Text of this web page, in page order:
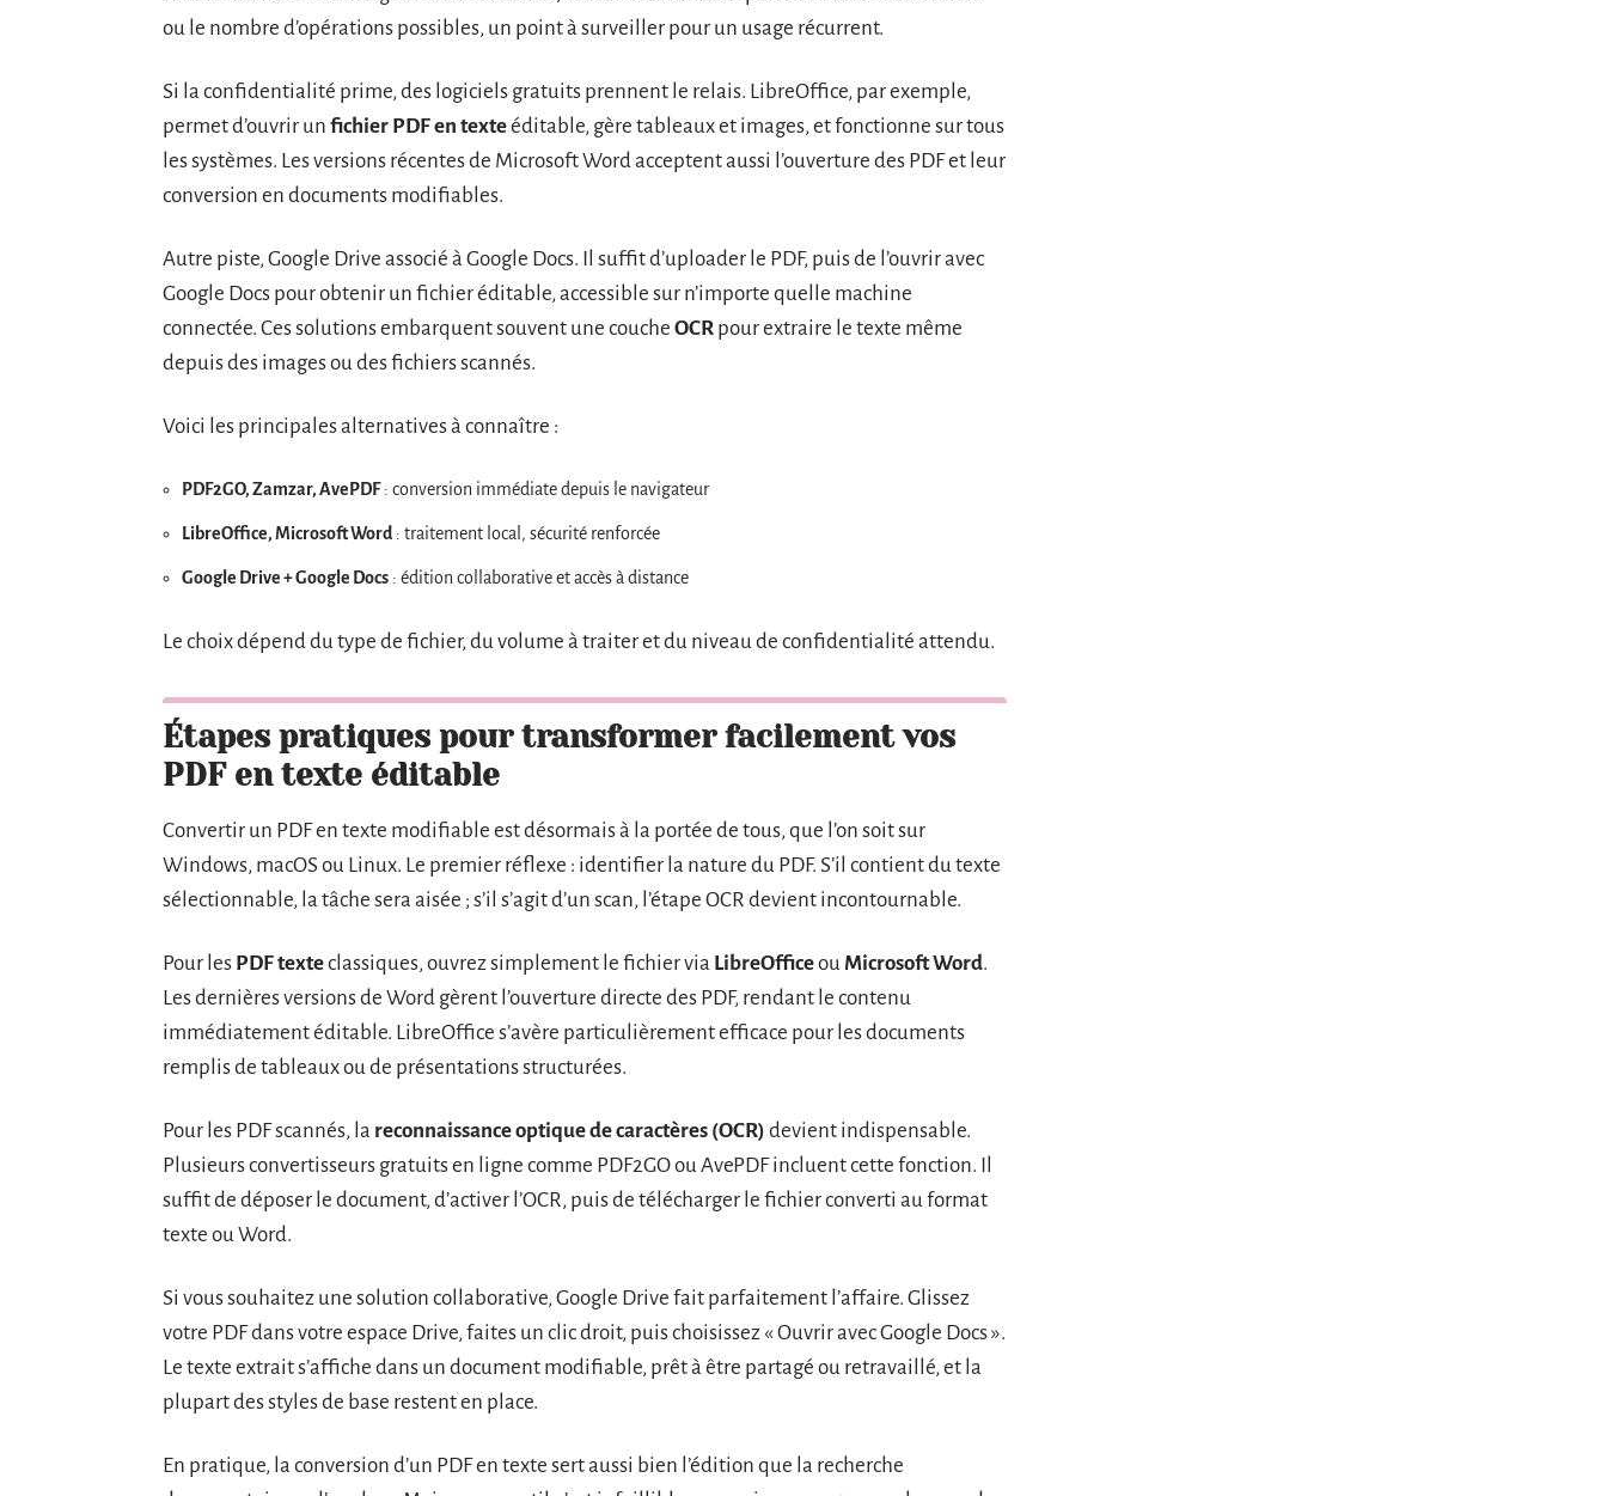
ou le nombre d’opérations possibles, un point à surveiller pour un usage récurrent.
Si la confidentialité prime, des logiciels gratuits prennent le relais. LibreOffice, par exemple,
permet d’ouvrir un fichier PDF en texteéditable, gère tableaux et images, et fonctionne sur tous
les systèmes. Les versions récentes de Microsoft Word acceptent aussi l’ouverture des PDF et leur
conversion en documents modifiables.
Autre piste, Google Drive associé à Google Docs. Il suffit d’uploader le PDF, puis de l’ouvrir avec
Google Docs pour obtenir un fichier éditable, accessible sur n’importe quelle machine
connectée. Ces solutions embarquent souvent une couche OCR pour extraire le texte même
depuis des images ou des fichiers scannés.
Voici les principales alternatives à connaître :
PDF2GO, Zamzar, AvePDF: conversion immédiate depuis le navigateur
LibreOffice, Microsoft Word : traitement local, sécurité renforcée
Google Drive + Google Docs : édition collaborative et accès à distance
Le choix dépend du type de fichier, du volume à traiter et du niveau de confidentialité attendu.
Étapes pratiques pour transformer facilement vos
PDF en texte éditable
Convertir un PDF en texte modifiable est désormais à la portée de tous, que l’on soit sur
Windows, macOS ou Linux. Le premier réflexe : identifier la nature du PDF. S’il contient du texte
sélectionnable, la tâche sera aisée ; s’il s’agit d’un scan, l’étape OCR devient incontournable.
Pour les PDF texteclassiques, ouvrez simplement le fichier via LibreOfficeou Microsoft Word.
Les dernières versions de Word gèrent l’ouverture directe des PDF, rendant le contenu
immédiatement éditable. LibreOffice s’avère particulièrement efficace pour les documents
remplis de tableaux ou de présentations structurées.
Pour les PDF scannés, la reconnaissance optique de caractères (OCR) devient indispensable.
Plusieurs convertisseurs gratuits en ligne comme PDF2GO ou AvePDF incluent cette fonction. Il
suffit de déposer le document, d’activer l’OCR, puis de télécharger le fichier converti au format
texte ou Word.
Si vous souhaitez une solution collaborative, Google Drive fait parfaitement l’affaire. Glissez
votre PDF dans votre espace Drive, faites un clic droit, puis choisissez « Ouvrir avec Google Docs ».
Le texte extrait s’affiche dans un document modifiable, prêt à être partagé ou retravaillé, et la
plupart des styles de base restent en place.
En pratique, la conversion d’un PDF en texte sert aussi bien l’édition que la recherche